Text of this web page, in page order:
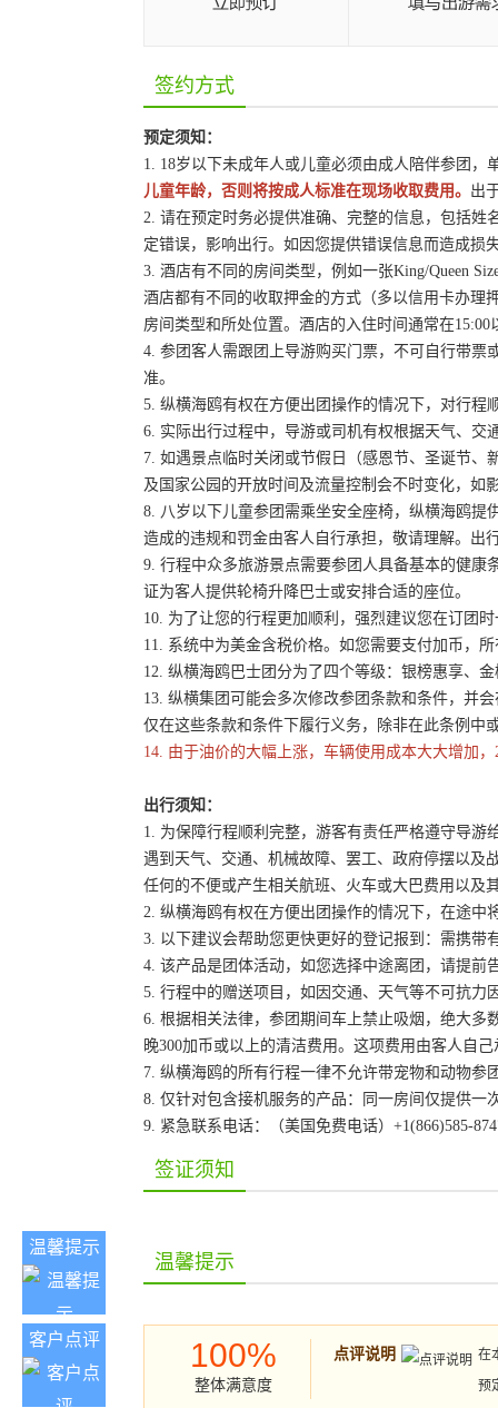
签约方式
预定须知：
1. 18岁以下未成年人或儿童必须由成人陪伴参团
儿童年龄，否则将按成人标准在现场收取费用。 出
2. 请在预定时务必提供准确、完整的信息，包括
定错误，影响出行。如因您提供错误信息而造成损
3. 酒店有不同的房间类型，例如一张King/Queen
酒店都有不同的收取押金的方式（多以信用卡办理
房间类型和所处位置。酒店的入住时间通常在15:00
4. 参团客人需跟团上导游购买门票，不可自行带票
准。
5. 纵横海鸥有权在方便出团操作的情况下，对行
6. 实际出行过程中，导游或司机有权根据天气、
7. 如遇景点临时关闭或节假日（感恩节、圣诞节
及国家公园的开放时间及流量控制会不时变化，如
8. 八岁以下儿童参团需乘坐安全座椅，纵横海鸥提
造成的违规和罚金由客人自行承担，敬请理解。出
9. 行程中众多旅游景点需要参团人具备基本的健
证为客人提供轮椅升降巴士或安排合适的座位。
10. 为了让您的行程更加顺利，强烈建议您在订团
11. 系统中为美金含税价格。如您需要支付加币，
12. 纵横海鸥巴士团分为了四个等级：银榜惠享、
13. 纵横集团可能会多次修改参团条款和条件，并
仅在这些条款和条件下履行义务，除非在此条例中
14. 由于油价的大幅上涨，车辆使用成本大大增加
出行须知：
1. 为保障行程顺利完整，游客有责任严格遵守导
遇到天气、交通、机械故障、罢工、政府停摆以及
任何的不便或产生相关航班、火车或大巴费用以及
2. 纵横海鸥有权在方便出团操作的情况下，在途
3. 以下建议会帮助您更快更好的登记报到：需携
4. 该产品是团体活动，如您选择中途离团，请提
5. 行程中的赠送项目，如因交通、天气等不可抗
6. 根据相关法律，参团期间车上禁止吸烟，绝大
晚300加币或以上的清洁费用。这项费用由客人自
7. 纵横海鸥的所有行程一律不允许带宠物和动物参
8. 仅针对包含接机服务的产品：同一房间仅提供
9. 紧急联系电话：（美国免费电话）+1(866)585-
签证须知
温馨提示
温馨提示
客户点评 100%
整体满意度
点评说明
在
预